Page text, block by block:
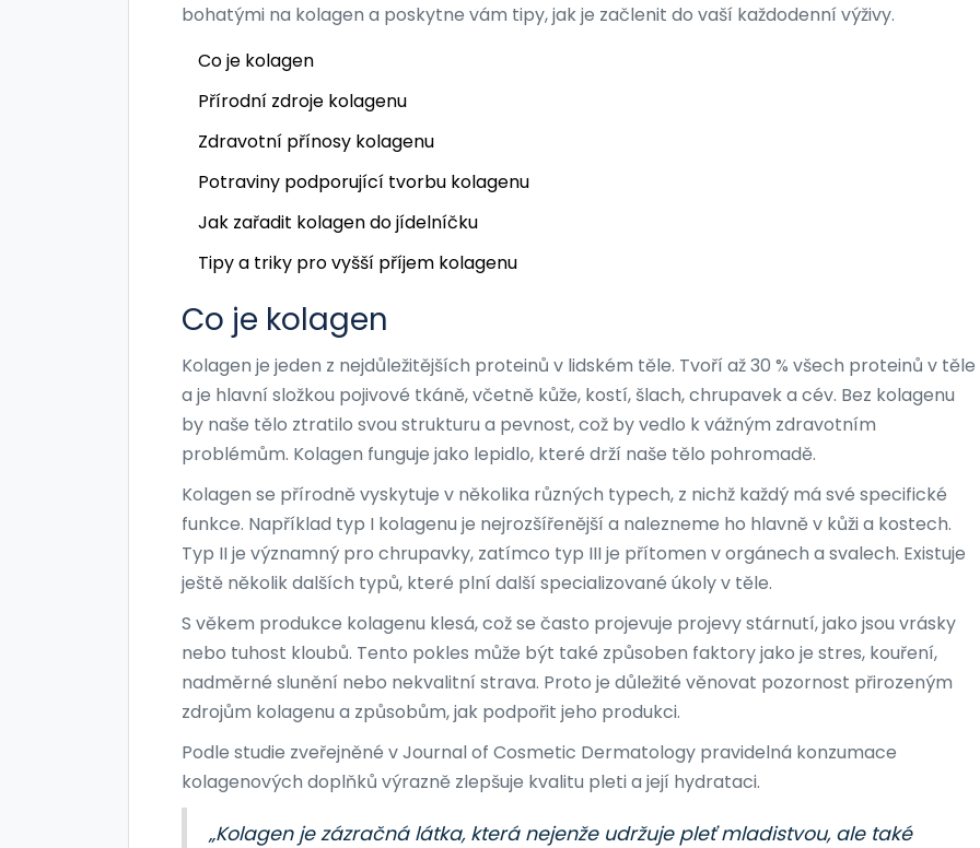
bohatými na kolagen a poskytne vám tipy, jak je začlenit do vaší každodenní výživy.
Co je kolagen
Přírodní zdroje kolagenu
Zdravotní přínosy kolagenu
Potraviny podporující tvorbu kolagenu
Jak zařadit kolagen do jídelníčku
Tipy a triky pro vyšší příjem kolagenu
Co je kolagen
Kolagen je jeden z nejdůležitějších proteinů v lidském těle. Tvoří až 30 % všech proteinů v těle
a je hlavní složkou pojivové tkáně, včetně kůže, kostí, šlach, chrupavek a cév. Bez kolagenu
by naše tělo ztratilo svou strukturu a pevnost, což by vedlo k vážným zdravotním
problémům. Kolagen funguje jako lepidlo, které drží naše tělo pohromadě.
Kolagen se přírodně vyskytuje v několika různých typech, z nichž každý má své specifické
funkce. Například typ I kolagenu je nejrozšířenější a nalezneme ho hlavně v kůži a kostech.
Typ II je významný pro chrupavky, zatímco typ III je přítomen v orgánech a svalech. Existuje
ještě několik dalších typů, které plní další specializované úkoly v těle.
S věkem produkce kolagenu klesá, což se často projevuje projevy stárnutí, jako jsou vrásky
nebo tuhost kloubů. Tento pokles může být také způsoben faktory jako je stres, kouření,
nadměrné slunění nebo nekvalitní strava. Proto je důležité věnovat pozornost přirozeným
zdrojům kolagenu a způsobům, jak podpořit jeho produkci.
Podle studie zveřejněné v Journal of Cosmetic Dermatology pravidelná konzumace
kolagenových doplňků výrazně zlepšuje kvalitu pleti a její hydrataci.
„Kolagen je zázračná látka, která nejenže udržuje pleť mladistvou, ale také